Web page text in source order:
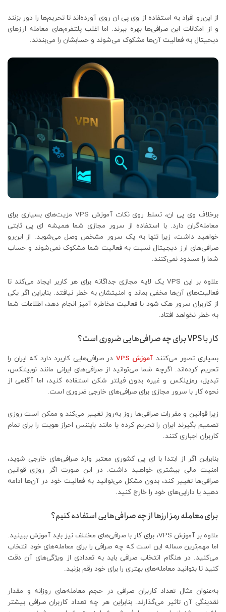
از این‌رو افراد به استفاده از وی پی ان روی آورده‌اند تا تحریم‌ها را دور بزنند
و از امکانات این صرافی‌ها بهره ببرند. اما اغلب پلتفرم‌های معامله ارزهای
دیحیتال به فعالیت آن‌ها مشکوک می‌شوند و حسابشان را می‌بندند.
برخلاف وی پی ان، تسلط روی نکات آموزش VPS مزیت‌های بسیاری برای
معامله‌گران دارد. با استفاده از سرور مجازی شما همیشه ای پی ثابتی
خواهید داشت، زیرا تنها به یک سرور مشخص وصل می‌شوید. از این‌رو
صرافی‌های ارز دیجیتال نسبت به فعالیت شما مشکوک نمی‌شوند و حساب
شما را مسدود نمی‌کنند.
علاوه بر این VPS یک لایه مجازی جداگانه برای هر کاربر ایجاد می‌کند تا
فعالیت‌های آن‌ها مخفی بماند و امنیتشان به خطر نیافتد. بنابراین اگر یکی
از کاربران سرور هک شود یا فعالیت مخاطره آمیز انجام دهد، اطلاعات شما
به خطر نخواهد افتاد.
کار با VPS برای چه صرافی‌هایی ضروری است؟
بسیاری تصور می‌کنند آموزش VPS
در صرافی‌هایی کاربرد دارد که ایران را
تحریم کرده‌اند. اگرچه شما می‌توانید از صرافی‌های ایرانی مانند نوبیتکس،
تبدیل، رمزینکس و غیره بدون فیلتر شکن استفاده کنید، اما آگاهی از
نحوه کار با سرور مجازی برای صرافی‌های خارجی ضروری است.
زیرا قوانین و مقررات صرافی‌ها روز به‌روز تغییر می‌کند و ممکن است روزی
تصمیم بگیرند ایران را تحریم کرده یا مانند بایننس احراز هویت را برای تمام
کاربران اجباری کنند.
بنابراین اگر از ابتدا با ای پی کشوری معتبر وارد صرافی‌های خارجی شوید،
امنیت مالی بیشتری خواهید داشت. در این صورت اگر روزی قوانین
صرافی‌ها تغییر کند، بدون مشکل می‌توانید به فعالیت خود در آن‌ها ادامه
دهید یا دارایی‌های خود را خارج کنید.
برای معامله رمز ارزها از چه صرافی‌هایی استفاده کنیم؟
علاوه بر آموزش VPS، برای کار با صرافی‌های مختلف نیز باید آموزش ببینید.
اما مهم‌ترین مساله این است که چه صرافی را برای معامله‌های خود انتخاب
می‌کنید. در هنگام انتخاب صرافی باید به تعدادی از ویژگی‌های آن دقت
کنید تا بتوانید معامله‌های بهتری را برای خود رقم بزنید.
به‌عنوان مثال تعداد کاربران صرافی در حجم معامله‌های روزانه و مقدار
نقدینگی آن تاثیر می‌گذارند. بنابراین هر چه تعداد کاربران صرافی بیشتر